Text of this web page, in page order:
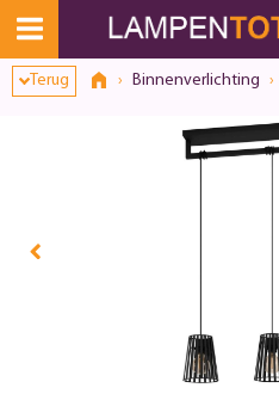
Terug Binnenverlichting